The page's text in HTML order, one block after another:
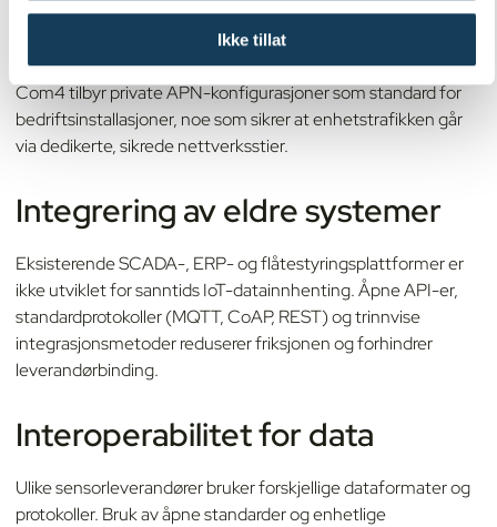
Ikke tillat
Kontinuerlig overvåking av avvikende enhetsatferd
Com4 tilbyr private APN-konfigurasjoner som standard for
bedriftsinstallasjoner, noe som sikrer at enhetstrafikken går
via dedikerte, sikrede nettverksstier.
Integrering av eldre systemer
Eksisterende SCADA-, ERP- og flåtestyringsplattformer er
ikke utviklet for sanntids IoT-datainnhenting. Åpne API-er,
standardprotokoller (MQTT, CoAP, REST) og trinnvise
integrasjonsmetoder reduserer friksjonen og forhindrer
leverandørbinding.
Interoperabilitet for data
Ulike sensorleverandører bruker forskjellige dataformater og
protokoller. Bruk av åpne standarder og enhetlige